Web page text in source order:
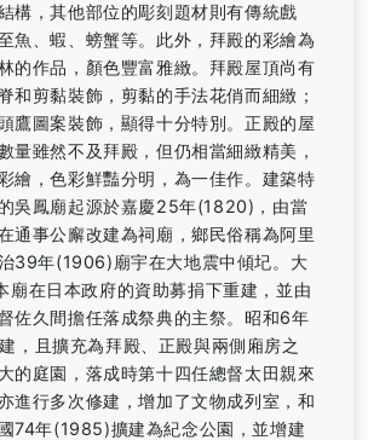
構，其他部位的彫刻題材則有傳統戲
魚、蝦、螃蟹等。此外，拜殿的彩繪為
的作品，顏色豐富雅緻。拜殿屋頂尚有
和剪黏裝飾，剪黏的手法花俏而細緻；
鷹圖案裝飾，顯得十分特別。正殿的屋
量雖然不及拜殿，但仍相當細緻精美，
繪，色彩鮮豔分明，為一佳作。建築特
吳鳳廟起源於嘉慶25年(1820)，由當
通事公廨改建為祠廟，鄉民俗稱為阿里
39年(1906)廟宇在大地震中傾圮。大
廟在日本政府的資助募捐下重建，並由
佐久間擔任落成祭典的主祭。昭和6年
，且擴充為拜殿、正殿與兩側廂房之
的庭園，落成時第十四任總督太田親來
進行多次修建，增加了文物成列室，和
74年(1985)擴建為紀念公園，並增建